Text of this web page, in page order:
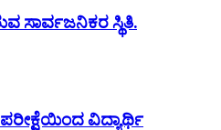
ಸಾರ್ವಜನಿಕರ ಸ್ಥಿತಿ.
ವಿದ್ಯಾರ್ಥಿ